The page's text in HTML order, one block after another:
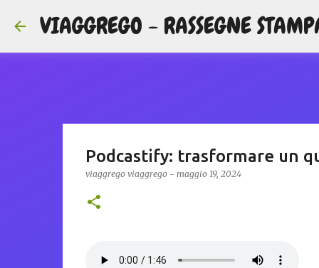
VIAGGREGO - RASSEGNE
Podcastify: trasformare un
viaggrego viaggrego - maggio 19, 2024